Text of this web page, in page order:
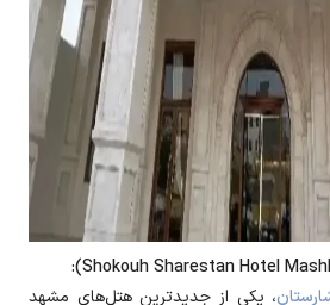
، یکی از جدیدترین هتل‌های مشهد